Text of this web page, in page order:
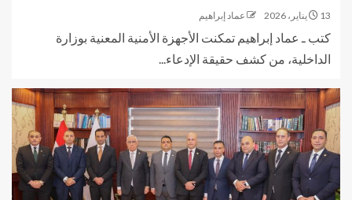
13 يناير، 2026 عماد إبراهيم
كتب ـ عماد إبراهيم تمكنت الأجهزة الأمنية المعنية بوزارة
الداخلية، من كشف حقيقة الإدعاء...